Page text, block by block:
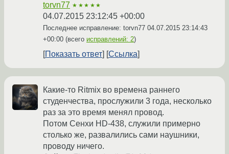
torvn77 ★★★★★
04.07.2015 23:12:45 +00:00
Последнее исправление: torvn77 04.07.2015 23:14:43
+00:00 (всего исправлений: 2)
Показать ответ Ссылка
Какие-то Ritmix во времена раннего
студенчества, прослужили 3 года, несколько
раз за это время менял провод.
Потом Сенхи HD-438, служили примерно
столько же, развалились сами наушники,
проводу ничего.